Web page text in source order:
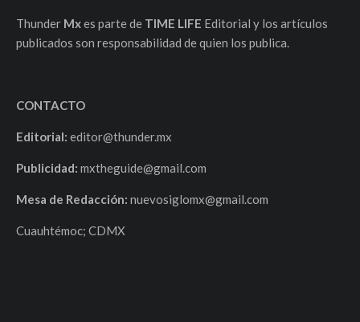
Thunder Mxes parte de TIME LIFE Editorial y los artículos
publicados son responsabilidad de quien los publica.
CONTACTO
Editorial: editor@thunder.mx
Publicidad: mxtheguide@gmail.com
Mesa de Redacción: nuevosiglomx@gmail.com
Cuauhtémoc; CDMX